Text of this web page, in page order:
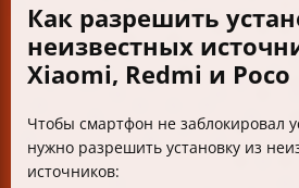
Как разрешить
неизвестных
Xiaomi, Redmi и Poco
Чтобы смартфон не заблокировал
нужно разрешить установку из
источников: